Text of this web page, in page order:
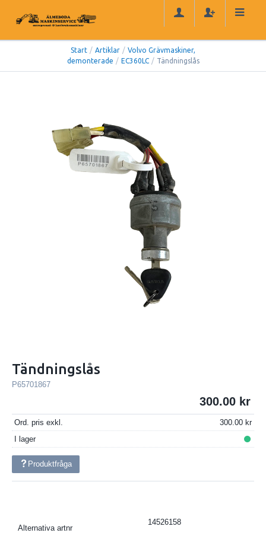
Start / Artiklar / Volvo Grävmaskiner,
demonterade / EC360LC / Tändningslås
Tändningslås
P65701867
300.00
Ord. pris exkl.
300.00
I lager
Produktfråga
Alternativa artnr
14526158